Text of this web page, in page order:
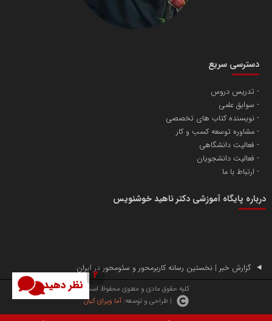
نظر دهید
2
دسترسی سریع
تدریس دروس
سوابق علمی
نویسنده کتاب های تخصصی
مشاوره توسعه کسب و کار
فعالیت دانشگاهی
فعالیت دانشجویان
ارتباط با ما
درباره پایگاه آموزشی دکتر ناهید خوشنویس
گزارش خبر | نخستین رسانه کاربرمحور و سئومحور در ایران
کلیه حقوق مادی و معنوی محفوظ است.
| طراحی و توسعه: آما ویرای کیان